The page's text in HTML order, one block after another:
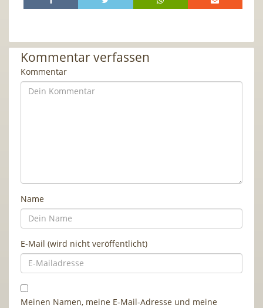
Kommentar verfassen
Kommentar
Name
E-Mail (wird nicht veröffentlicht)
Meinen Namen, meine E-Mail-Adresse und meine